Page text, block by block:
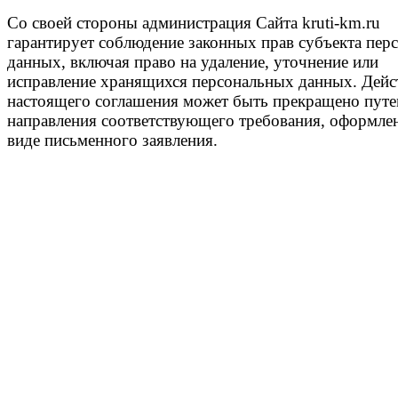
Со своей стороны администрация Сайта kruti-km.ru
гарантирует соблюдение законных прав субъекта
данных, включая право на удаление, уточнение или
исправление хранящихся персональных данных.
настоящего соглашения может быть прекращено
направления соответствующего требования,
виде письменного заявления.